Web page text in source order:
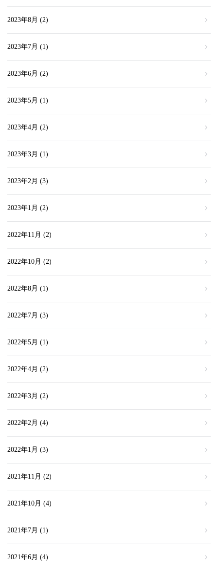
2023年8月 (2)
2023年7月 (1)
2023年6月 (2)
2023年5月 (1)
2023年4月 (2)
2023年3月 (1)
2023年2月 (3)
2023年1月 (2)
2022年11月 (2)
2022年10月 (2)
2022年8月 (1)
2022年7月 (3)
2022年5月 (1)
2022年4月 (2)
2022年3月 (2)
2022年2月 (4)
2022年1月 (3)
2021年11月 (2)
2021年10月 (4)
2021年7月 (1)
2021年6月 (4)